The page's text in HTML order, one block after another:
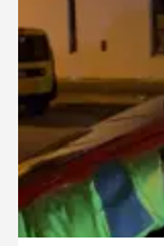
11.02.2025